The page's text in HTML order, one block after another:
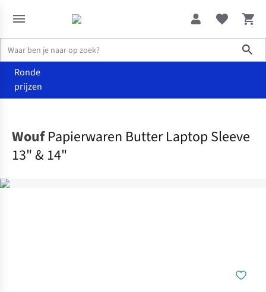
Ronde
prijzen
Wouf Papierwaren Butter Laptop Sleeve
13" & 14"